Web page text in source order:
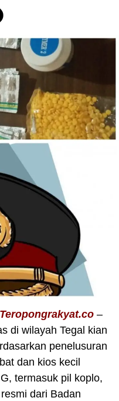
Teropongrakyat.co –
di wilayah Tegal kian
penelusuran
dan kios kecil
termasuk pil koplo,
dari Badan